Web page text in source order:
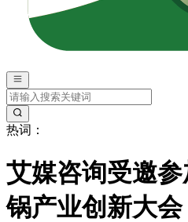
热词：
艾媒咨询受邀参
锅产业创新大